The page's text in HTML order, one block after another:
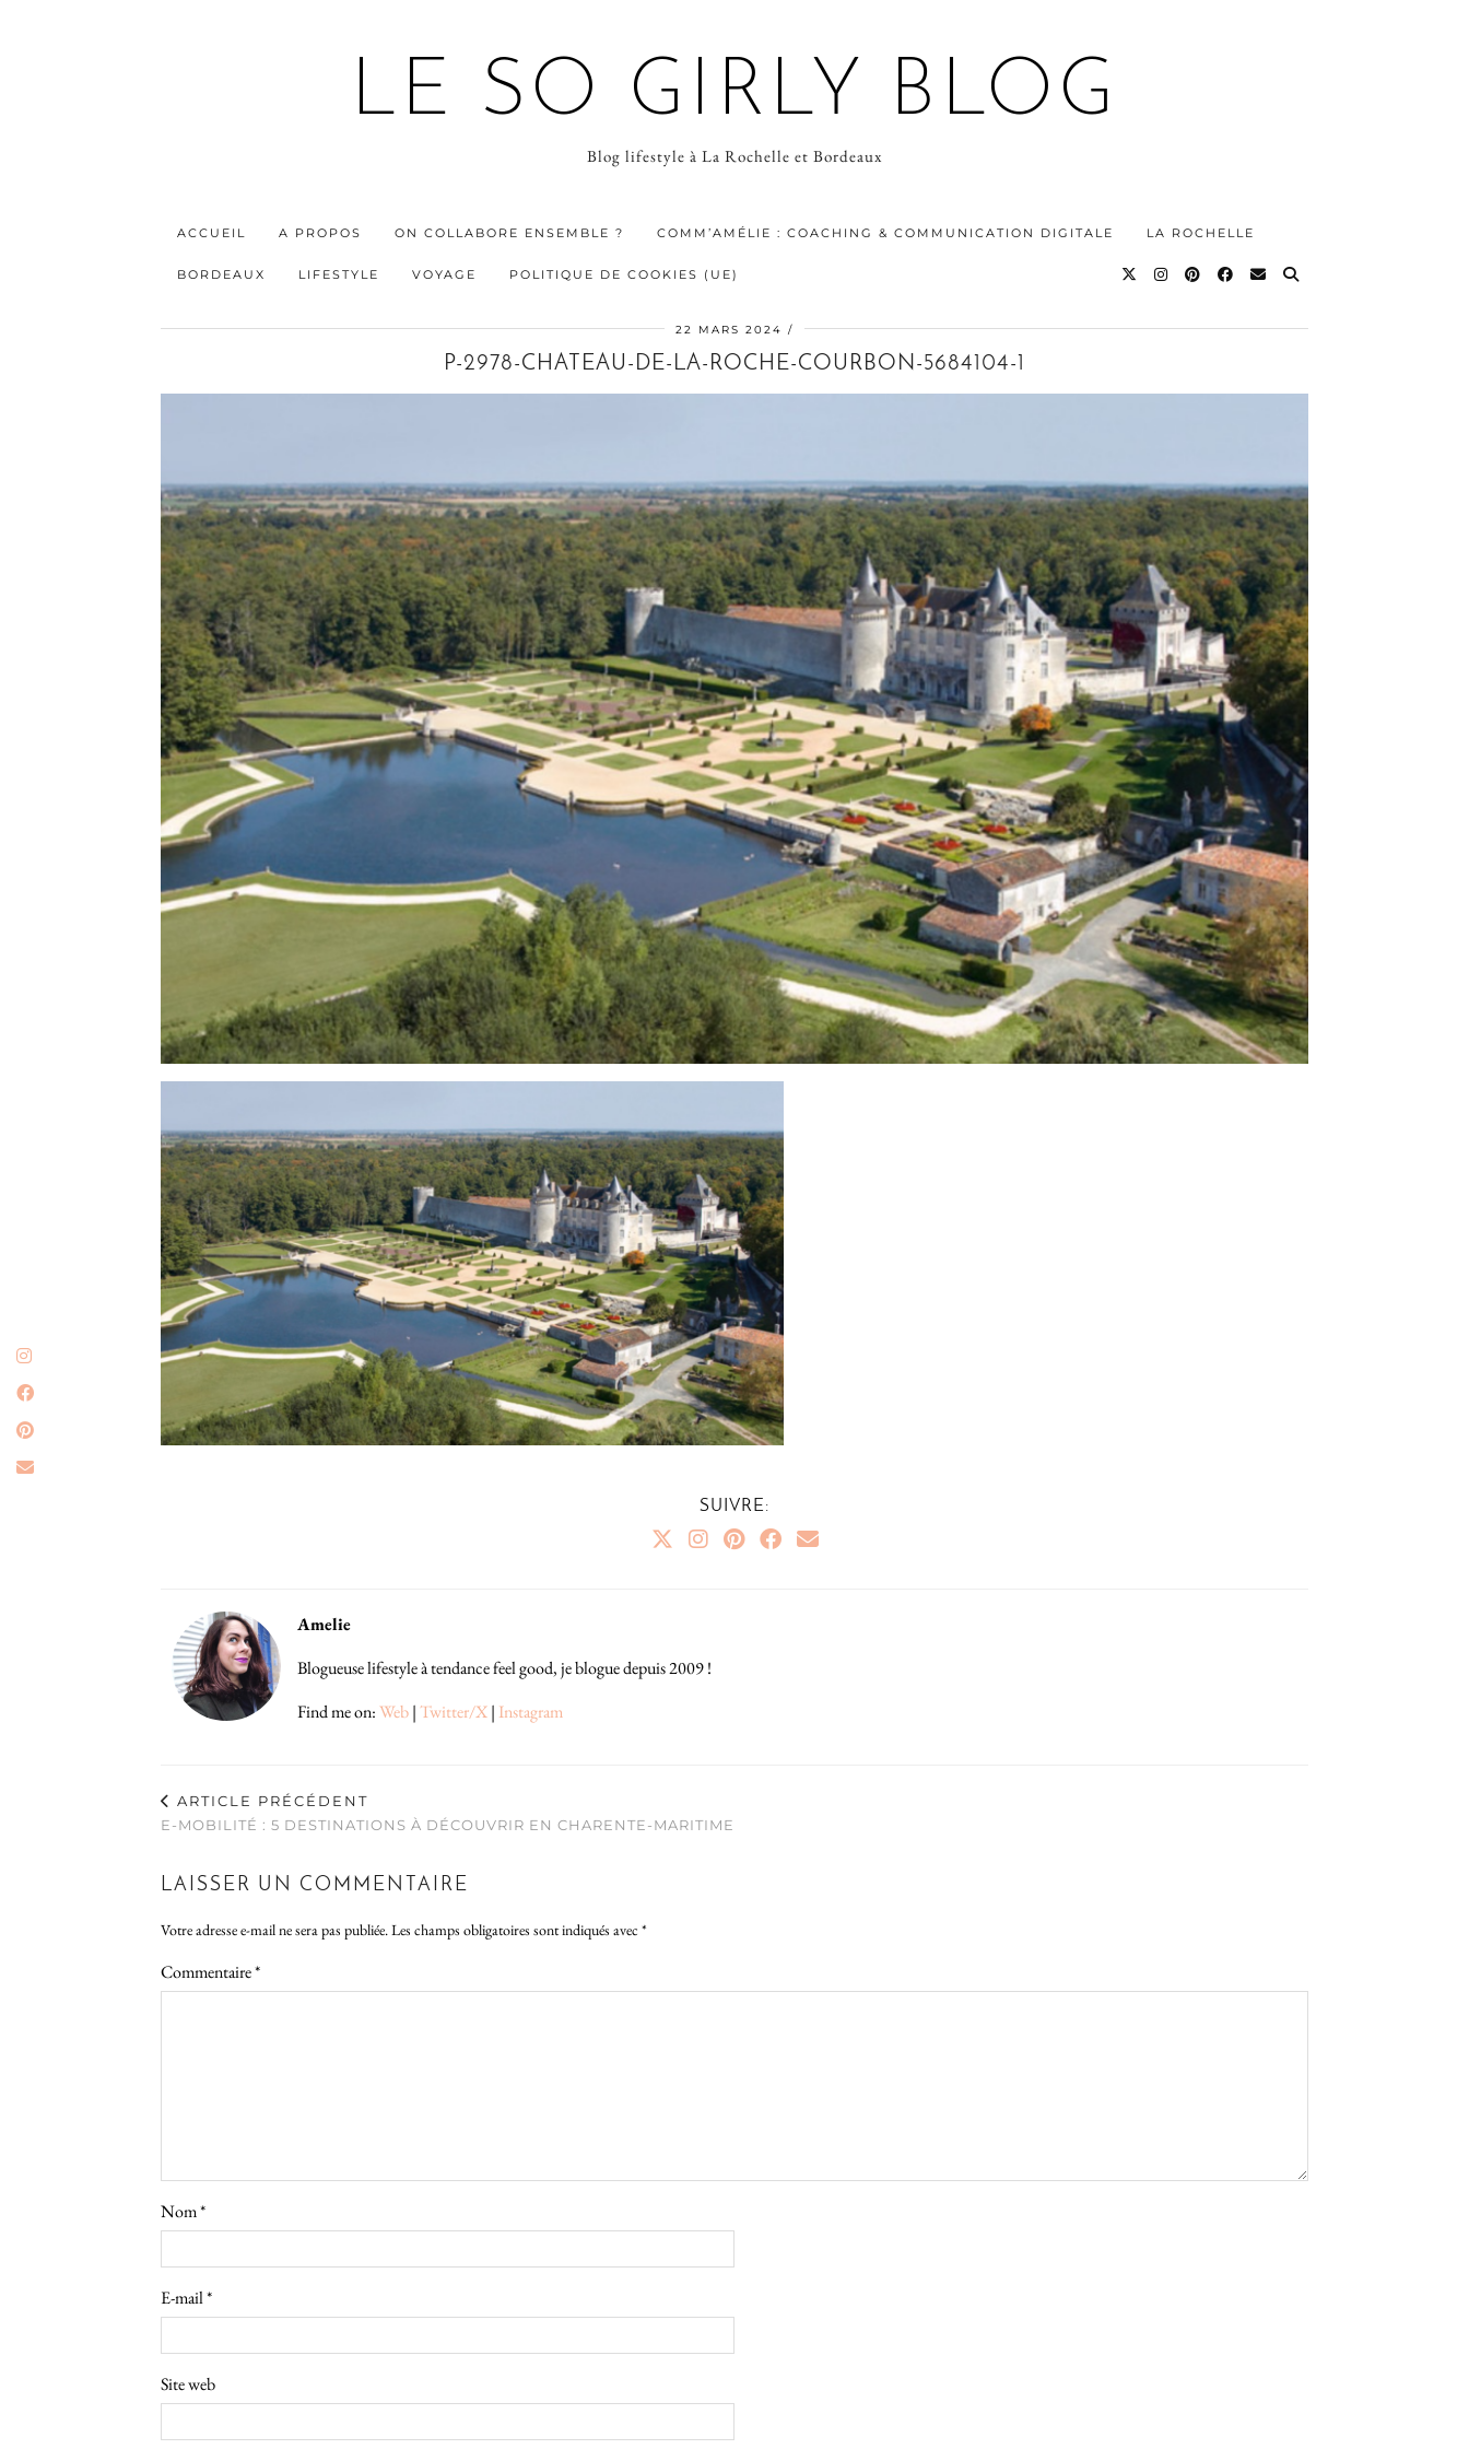
LE SO GIRLY BLOG
Blog lifestyle à La Rochelle et Bordeaux
ACCUEIL A PROPOS ON COLLABORE ENSEMBLE ? COMM’AMÉLIE : COACHING & COMMUNICATION DIGITALE LA ROCHELLE
BORDEAUX LIFESTYLE VOYAGE POLITIQUE DE COOKIES (UE)
22 MARS 2024
P-2978-CHATEAU-DE-LA-ROCHE-COURBON-5684104-1
SUIVRE:
Amelie
Blogueuse lifestyle à tendance feel good, je blogue depuis 2009 !
Find me on:Web|Twitter/X| Instagram
ARTICLE PRÉCÉDENT
E-MOBILITÉ : 5 DESTINATIONS À DÉCOUVRIR EN CHARENTE-MARITIME
LAISSER UN COMMENTAIRE
Votre adresse e-mail ne sera pas publiée.Les champs obligatoires sont indiqués avec *
Commentaire*
Nom*
E-mail*
Site web